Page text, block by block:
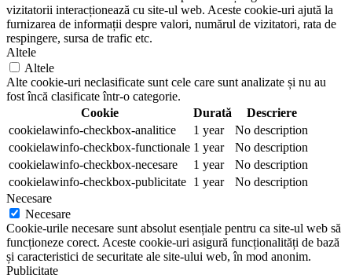
vizitatorii interacționează cu site-ul web. Aceste cookie-uri ajută la
furnizarea de informații despre valori, numărul de vizitatori, rata de
respingere, sursa de trafic etc.
Altele
Altele
Alte cookie-uri neclasificate sunt cele care sunt analizate și nu au
fost încă clasificate într-o categorie.
Cookie
Durată
Descriere
cookielawinfo-checkbox-analitice
1 year
No description
cookielawinfo-checkbox-functionale 1 year
No description
cookielawinfo-checkbox-necesare
1 year
No description
cookielawinfo-checkbox-publicitate 1 year
No description
Necesare
Necesare
Cookie-urile necesare sunt absolut esențiale pentru ca site-ul web să
funcționeze corect. Aceste cookie-uri asigură funcționalități de bază
și caracteristici de securitate ale site-ului web, în mod anonim.
Publicitate